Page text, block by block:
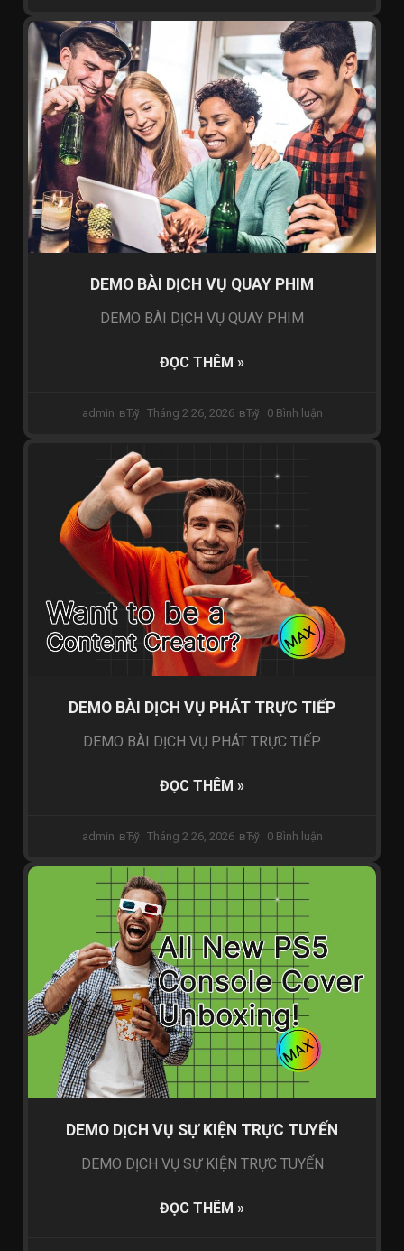
QUAY PHIM SỰ KIÊN
DEMO BÀI DỊCH VỤ QUAY PHIM
DEMO BÀI DỊCH VỤ QUAY PHIM
ĐỌC THÊM »
admin Tháng 2 26, 2026 0 Bình luận
LIVESTREAM SỰ KIỆN
DEMO BÀI DỊCH VỤ PHÁT TRỰC TIẾP
DEMO BÀI DỊCH VỤ PHÁT TRỰC TIẾP
ĐỌC THÊM »
admin Tháng 2 26, 2026 0 Bình luận
WEBINAR DOANH NGHIỆP
DEMO DỊCH VỤ SỰ KIỆN TRỰC TUYẾN
DEMO DỊCH VỤ SỰ KIỆN TRỰC TUYẾN
ĐỌC THÊM »